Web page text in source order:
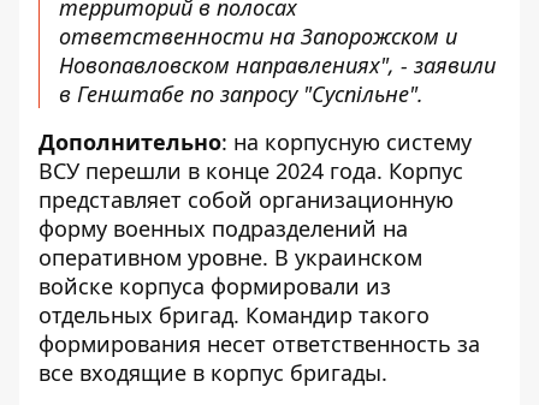
территорий в полосах
ответственности на Запорожском и
Новопавловском направлениях", - заявили
в Генштабе по запросу "Суспільне".
Дополнительно: на корпусную систему
ВСУ перешли в конце 2024 года. Корпус
представляет собой организационную
форму военных подразделений на
оперативном уровне. В украинском
войске корпуса формировали из
отдельных бригад. Командир такого
формирования несет ответственность за
все входящие в корпус бригады.